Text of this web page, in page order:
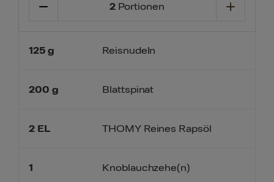
2 Portionen
125 g
200 g
2 EL
1
Reisnudeln
Blattspinat
THOMY Reines Rapsöl
Knoblauchzehe(n)